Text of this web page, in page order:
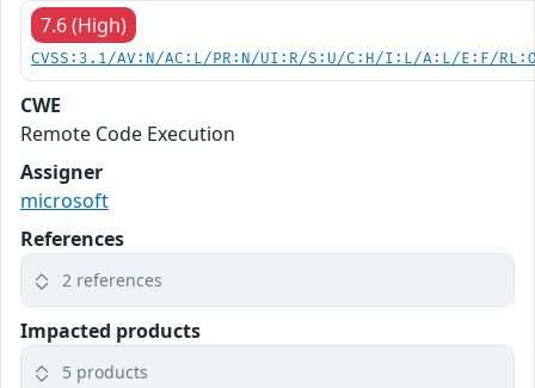
7.6 (High)
CVSS:3.1/AV:N/AC:L/PR:N/UI:R/S:U/C:H/I:L/A:L/E:F/
CWE
Remote Code Execution
Assigner
microsoft
References
2 references
Impacted products
5 products